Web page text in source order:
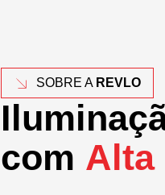
SOBRE A REVLO
com Alta